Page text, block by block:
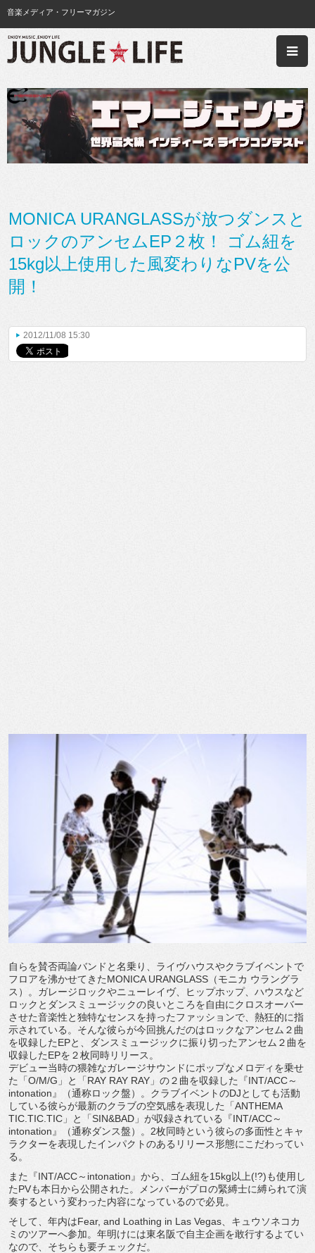
音楽メディア・フリーマガジン
MONICA URANGLASSが放つダンスと
ロックのアンセムEP２枚！ ゴム紐を
15kg以上使用した風変わりなPVを公
開！
2012/11/08 15:30
自らを賛否両論バンドと名乗り、ライヴハウスやクラブイベントで
フロアを沸かせてきたMONICA URANGLASS（モニカ ウラングラ
ス）。ガレージロックやニューレイヴ、ヒップホップ、ハウスなど
ロックとダンスミュージックの良いところを自由にクロスオーバー
させた音楽性と独特なセンスを持ったファッションで、熱狂的に指
示されている。そんな彼らが今回挑んだのはロックなアンセム２曲
を収録したEPと、ダンスミュージックに振り切ったアンセム２曲を
収録したEPを２枚同時リリース。
デビュー当時の猥雑なガレージサウンドにポップなメロディを乗せ
た「O/M/G」と「RAY RAY RAY」の２曲を収録した『INT/ACC～
intonation』（通称ロック盤）。クラブイベントのDJとしても活動
している彼らが最新のクラブの空気感を表現した「ANTHEMA
TIC.TIC.TIC」と「SIN&BAD」が収録されている『INT/ACC～
intonation』（通称ダンス盤）。2枚同時という彼らの多面性とキャ
ラクターを表現したインパクトのあるリリース形態にこだわってい
る。
また『INT/ACC～intonation』から、ゴム紐を15kg以上(!?)も使用し
たPVも本日から公開された。メンバーがプロの緊縛士に縛られて演
奏するという変わった内容になっているので必見。
そして、年内はFear, and Loathing in Las Vegas、キュウソネコカ
ミのツアーへ参加。年明けには東名阪で自主企画を敢行するよてい
なので、そちらも要チェックだ。